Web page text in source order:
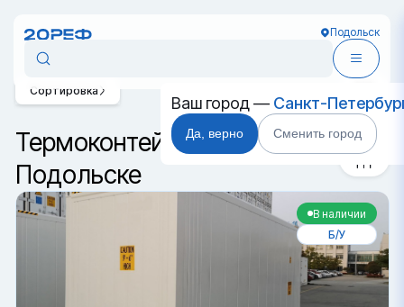
Подольск
Ваш город — Санкт-
Да, верно Сменить город
Термоконтейнеры в
Подольске
Сортировка
В наличии
Б/У